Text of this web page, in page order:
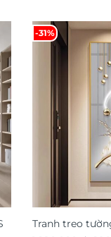
-31%
Tranh treo